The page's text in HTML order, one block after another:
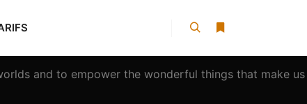
and to empower the wonderful things that make us